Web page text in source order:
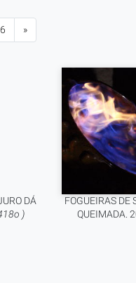
6 »
DÁ
)
FOGUEIRAS DE
QUEIMADA.